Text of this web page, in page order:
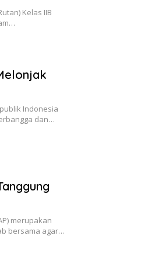
Kelas IIB
Indonesia
dan…
merupakan
bersama agar…